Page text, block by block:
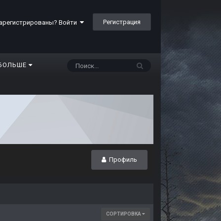
Войти Регистрация
Профиль
СОРТИРОВКА